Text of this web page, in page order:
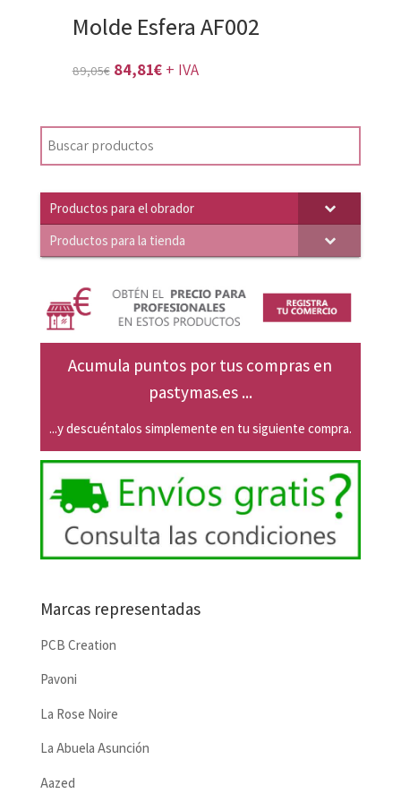
Molde Esfera AF002
89,05€ El
original
era:
84,81€El
actual
+ IVA
Productos para el obrador
Productos para la tienda
Acumula puntos por tus compras en
pastymas.es ...
...y descuéntalos simplemente en tu siguiente compra.
Marcas representadas
PCB Creation
Pavoni
La Rose Noire
La Abuela Asunción
Aazed